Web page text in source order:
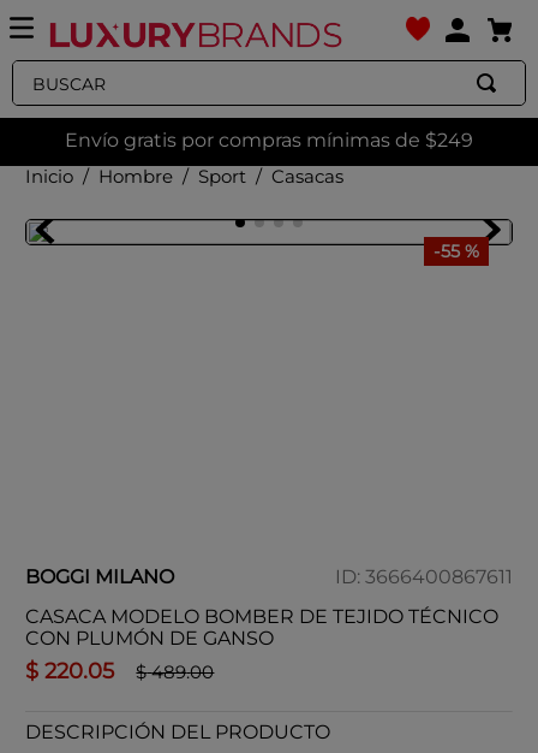
Buscar
Envío gratis por compras mínimas de $249
Hombre
Sport Casacas
-55 %
BOGGI MILANO ID: 3666400867611
CASACA MODELO BOMBER DE TEJIDO TÉCNICO
CON PLUMÓN DE GANSO
$ 220.05 $ 489.00
DESCRIPCIÓN DEL PRODUCTO